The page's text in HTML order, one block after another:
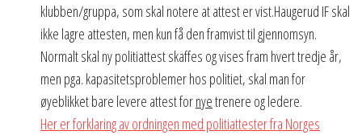
klubben/gruppa, som skal notere at attest er vist.Haugerud IF skal
ikke lagre attesten, men kun få den framvist til gjennomsyn.
Normalt skal ny politiattest skaffes og vises fram hvert tredje år,
men pga. kapasitetsproblemer hos politiet, skal man for
øyeblikket bare levere attest fornyetrenere og ledere.
Her er forklaring av ordningen med politiattester fra Norges